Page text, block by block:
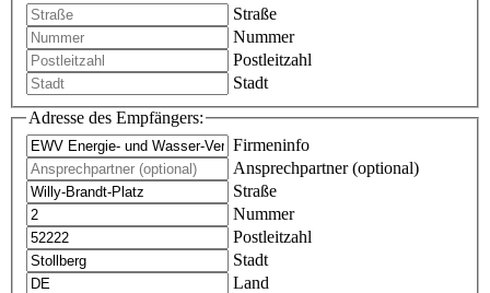
Straße
Nummer
Postleitzahl
Stadt
Adresse des Empfängers:
Firmeninfo
Ansprechpartner (optional)
Straße
Nummer
Postleitzahl
Stadt
Land